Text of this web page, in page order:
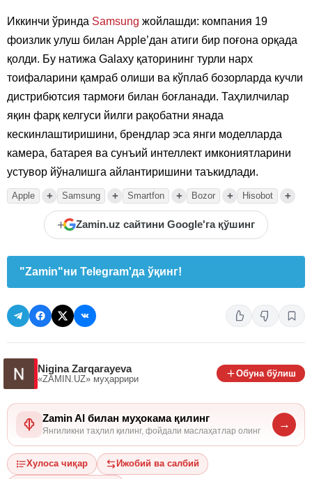
Иккинчи ўринда Samsung жойлашди: компания 19
фоизлик улуш билан Apple’дан атиги бир поғона орқада
қолди. Бу натижа Galaxy қаторининг турли нарх
тоифаларини қамраб олиши ва кўплаб бозорларда кучли
дистрибютсия тармоғи билан боғланади. Таҳлилчилар
яқин фарқ келгуси йилги рақобатни янада
кескинлаштиришини, брендлар эса янги моделларда
камера, батарея ва сунъий интеллект имкониятларини
устувор йўналишга айлантиришини таъкидлади.
Apple + Samsung + Smartfon + Bozor + Hisobot +
+ Zamin.uz сайтини Google'га қўшинг
"Zamin"ни Telegram'да ўқинг!
Nigina Zarqarayeva
«ZAMIN.UZ» муҳаррири
Обуна бўлиш
Zamin AI билан муҳокама қилинг
Янгиликни таҳлил қилинг, фойдали маслаҳатлар олинг
→
Хулоса чиқар Ижобий ва салбий